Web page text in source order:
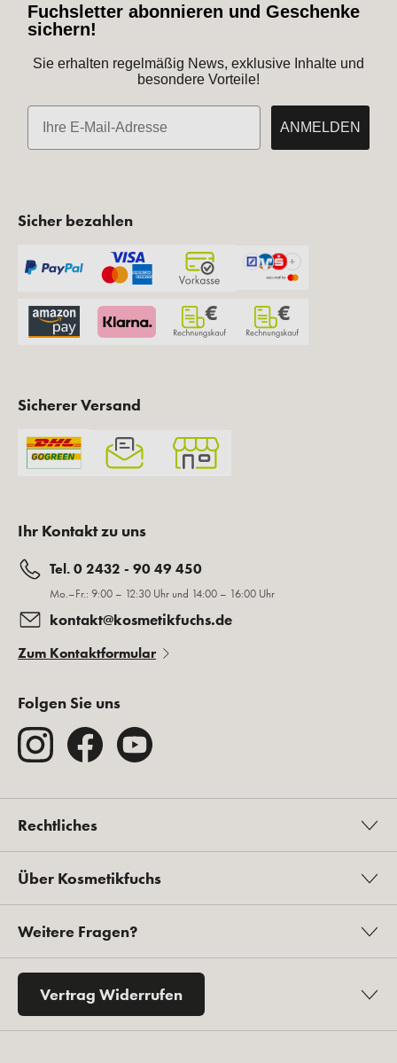
Fuchsletter abonnieren und Geschenke
sichern!
Sie erhalten regelmäßig News, exklusive Inhalte und
besondere Vorteile!
E-Mail
ANMELDEN
Sicher bezahlen
Sicherer Versand
Ihr Kontakt zu uns
Tel. 0 2432 - 90 49 450
Mo.–Fr.: 9:00 – 12:30 Uhr und 14:00 – 16:00 Uhr
kontakt@kosmetikfuchs.de
Zum Kontaktformular
Folgen Sie uns
Rechtliches
Über Kosmetikfuchs
Weitere Fragen?
Vertrag Widerrufen